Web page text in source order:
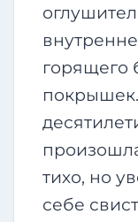
горящего
тихо, но
себе